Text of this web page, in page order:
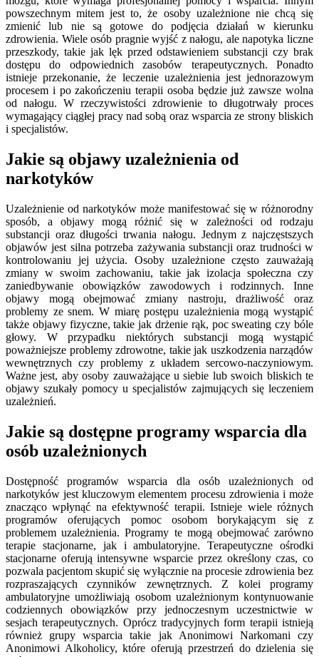
powszechnym mitem jest to, że osoby uzależnione nie chcą się
zmienić lub nie są gotowe do podjęcia działań w kierunku
zdrowienia. Wiele osób pragnie wyjść z nałogu, ale napotyka liczne
przeszkody, takie jak lęk przed odstawieniem substancji czy brak
dostępu do odpowiednich zasobów terapeutycznych. Ponadto
istnieje przekonanie, że leczenie uzależnienia jest jednorazowym
procesem i po zakończeniu terapii osoba będzie już zawsze wolna
od nałogu. W rzeczywistości zdrowienie to długotrwały proces
wymagający ciągłej pracy nad sobą oraz wsparcia ze strony bliskich
i specjalistów.
Jakie są objawy uzależnienia od
narkotyków
Uzależnienie od narkotyków może manifestować się w różnorodny
sposób, a objawy mogą różnić się w zależności od rodzaju
substancji oraz długości trwania nałogu. Jednym z najczęstszych
objawów jest silna potrzeba zażywania substancji oraz trudności w
kontrolowaniu jej użycia. Osoby uzależnione często zauważają
zmiany w swoim zachowaniu, takie jak izolacja społeczna czy
zaniedbywanie obowiązków zawodowych i rodzinnych. Inne
objawy mogą obejmować zmiany nastroju, drażliwość oraz
problemy ze snem. W miarę postępu uzależnienia mogą wystąpić
także objawy fizyczne, takie jak drżenie rąk, poc sweating czy bóle
głowy. W przypadku niektórych substancji mogą wystąpić
poważniejsze problemy zdrowotne, takie jak uszkodzenia narządów
wewnętrznych czy problemy z układem sercowo-naczyniowym.
Ważne jest, aby osoby zauważające u siebie lub swoich bliskich te
objawy szukały pomocy u specjalistów zajmujących się leczeniem
uzależnień.
Jakie są dostępne programy wsparcia dla
osób uzależnionych
Dostępność programów wsparcia dla osób uzależnionych od
narkotyków jest kluczowym elementem procesu zdrowienia i może
znacząco wpłynąć na efektywność terapii. Istnieje wiele różnych
programów oferujących pomoc osobom borykającym się z
problemem uzależnienia. Programy te mogą obejmować zarówno
terapie stacjonarne, jak i ambulatoryjne. Terapeutyczne ośrodki
stacjonarne oferują intensywne wsparcie przez określony czas, co
pozwala pacjentom skupić się wyłącznie na procesie zdrowienia bez
rozpraszających czynników zewnętrznych. Z kolei programy
ambulatoryjne umożliwiają osobom uzależnionym kontynuowanie
codziennych obowiązków przy jednoczesnym uczestnictwie w
sesjach terapeutycznych. Oprócz tradycyjnych form terapii istnieją
również grupy wsparcia takie jak Anonimowi Narkomani czy
Anonimowi Alkoholicy, które oferują przestrzeń do dzielenia się